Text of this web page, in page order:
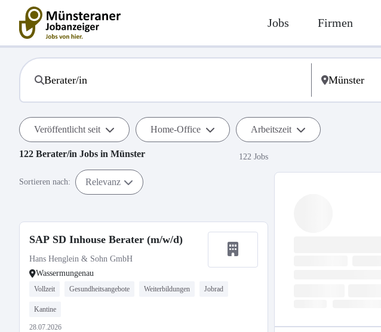
Jobs Firmen
Veröffentlicht seit Home-Office Arbeitszeit
122 Berater/in Jobs in Münster 122 Jobs
Sortieren nach: Relevanz
SAP SD Inhouse Berater (m/w/d)
Hans Henglein & Sohn GmbH
Wassermungenau
Vollzeit Gesundheitsangebote Weiterbildungen Jobrad
Kantine
28.07.2026